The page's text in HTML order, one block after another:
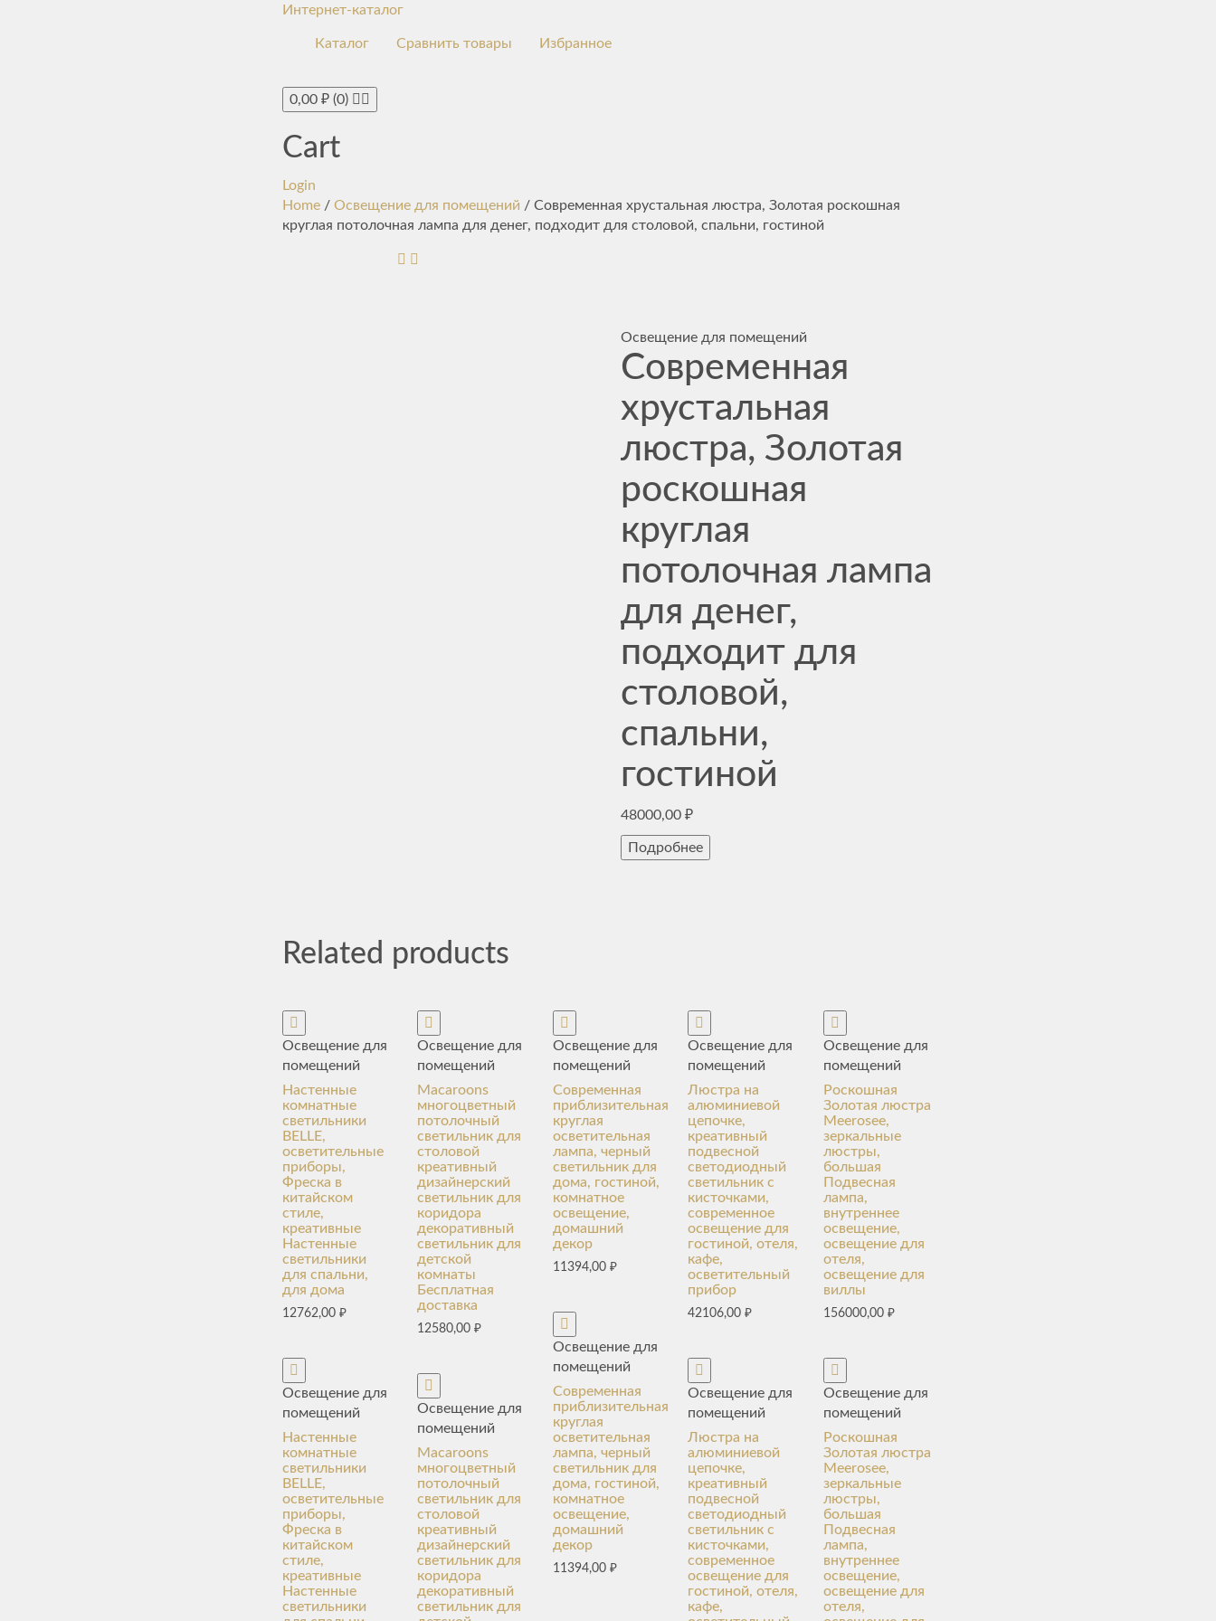
Интернет-каталог
Каталог Сравнить товары Избранное
0,00 ₽ (0)
Cart
Login
Home / Освещение для помещений / Современная хрустальная люстра, Золотая роскошная
круглая потолочная лампа для денег, подходит для столовой, спальни, гостиной
Освещение для помещений
Современная
хрустальная
люстра, Золотая
роскошная
круглая
потолочная лампа
для денег,
подходит для
столовой,
спальни,
гостиной
48000,00₽
Подробнее
Related products
Освещение для
помещений
Настенные
комнатные
светильники
BELLE,
осветительные
приборы,
Фреска в
китайском
стиле,
креативные
Настенные
светильники
для спальни,
для дома
12762,00 ₽
Освещение для
помещений
Настенные
комнатные
светильники
BELLE,
осветительные
приборы,
Фреска в
китайском
стиле,
креативные
Настенные
светильники
Освещение для
помещений
Macaroons
многоцветный
потолочный
светильник для
столовой
креативный
дизайнерский
светильник для
коридора
декоративный
светильник для
детской
комнаты
Бесплатная
доставка
12580,00₽
Освещение для
помещений
Macaroons
многоцветный
потолочный
светильник для
столовой
креативный
дизайнерский
светильник для
коридора
декоративный
светильник для
Освещение для
помещений
Современная
приблизительная
круглая
осветительная
лампа, черный
светильник для
дома, гостиной,
комнатное
освещение,
домашний
декор
11394,00 ₽
Освещение для
помещений
Современная
приблизительная
круглая
осветительная
лампа, черный
светильник для
дома, гостиной,
комнатное
освещение,
домашний
декор
11394,00 ₽
Освещение для
помещений
Люстра на
алюминиевой
цепочке,
креативный
подвесной
светодиодный
светильник с
кисточками,
современное
освещение для
гостиной, отеля,
кафе,
осветительный
прибор
42106,00₽
Освещение для
помещений
Люстра на
алюминиевой
цепочке,
креативный
подвесной
светодиодный
светильник с
кисточками,
современное
освещение для
гостиной, отеля,
кафе,
Освещение для
помещений
Роскошная
Золотая люстра
Meerosee,
зеркальные
люстры,
большая
Подвесная
лампа,
внутреннее
освещение,
освещение для
отеля,
освещение для
виллы
156000,00 ₽
Освещение для
помещений
Роскошная
Золотая люстра
Meerosee,
зеркальные
люстры,
большая
Подвесная
лампа,
внутреннее
освещение,
освещение для
отеля,